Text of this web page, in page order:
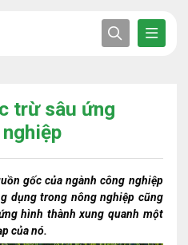
trừ sâu ứng
gốc của ngành công nghiệp
dụng trong nông nghiệp cũng
hình thành xung quanh một
của nó.